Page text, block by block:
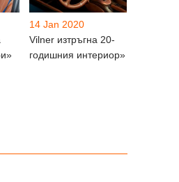
14 Jan 2020
Vilner изтръгна 20-
годишния интериор»